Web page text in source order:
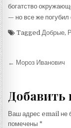
богатство
— но все же погубил
TaggedДобрые,
записям
← Мороз Иванович
Добавить
Ваш адрес email не
помечены *